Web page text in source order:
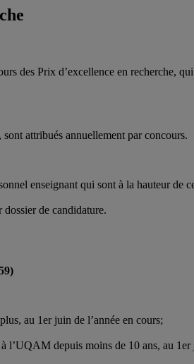
des Prix d’excellence en recherche,
attribués annuellement par concours.
enseignant qui sont à la hauteur de
dossier de candidature.
au 1er juin de l’année en cours;
l’UQAM depuis moins de 10 ans, au 1er